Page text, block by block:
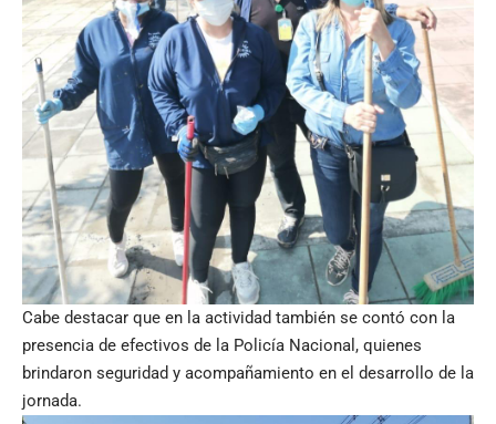
Cabe destacar que en la actividad también se contó con la
presencia de efectivos de la Policía Nacional, quienes
brindaron seguridad y acompañamiento en el desarrollo de la
jornada.